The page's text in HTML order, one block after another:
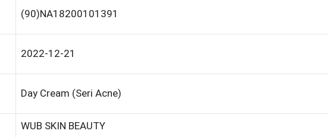
(90)NA18200101391
2022-12-21
Day Cream (Seri Acne)
WUB SKIN BEAUTY